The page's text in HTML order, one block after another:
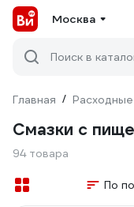
Москва
Поиск в
Главная /
Смазки с
94 товара
По